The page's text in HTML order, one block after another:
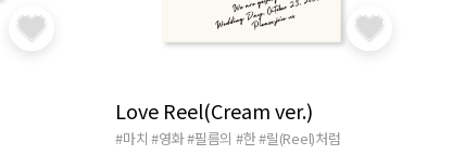
Love Reel(Cream ver.)
#마치 #영화#필름의 #한#릴(Reel)처럼